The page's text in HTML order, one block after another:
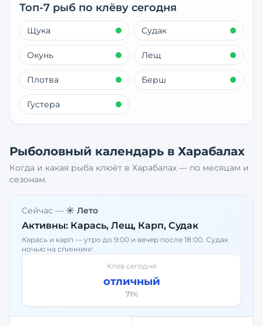
Топ-7 рыб по клёву сегодня
Щука Судак
Окунь Лещ
Плотва Берш
Густера
Рыболовный календарь в Харабалах
Когда и какая рыба клюёт в Харабалах — по месяцам и
сезонам.
Сейчас — ☀️ Лето
Активны: Карась, Лещ, Карп, Судак
Карась и карп — утро до 9:00 и вечер после 18:00. Судак
ночью на спиннинг.
Клёв сегодня
отличный
71%